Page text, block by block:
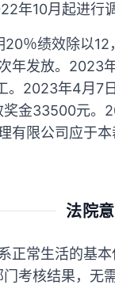
年10月起进行
％绩效除以
年发放。2023
。2023年4月7
金33500元。
有限公司应于
法院
正常生活的基
考核结果，无